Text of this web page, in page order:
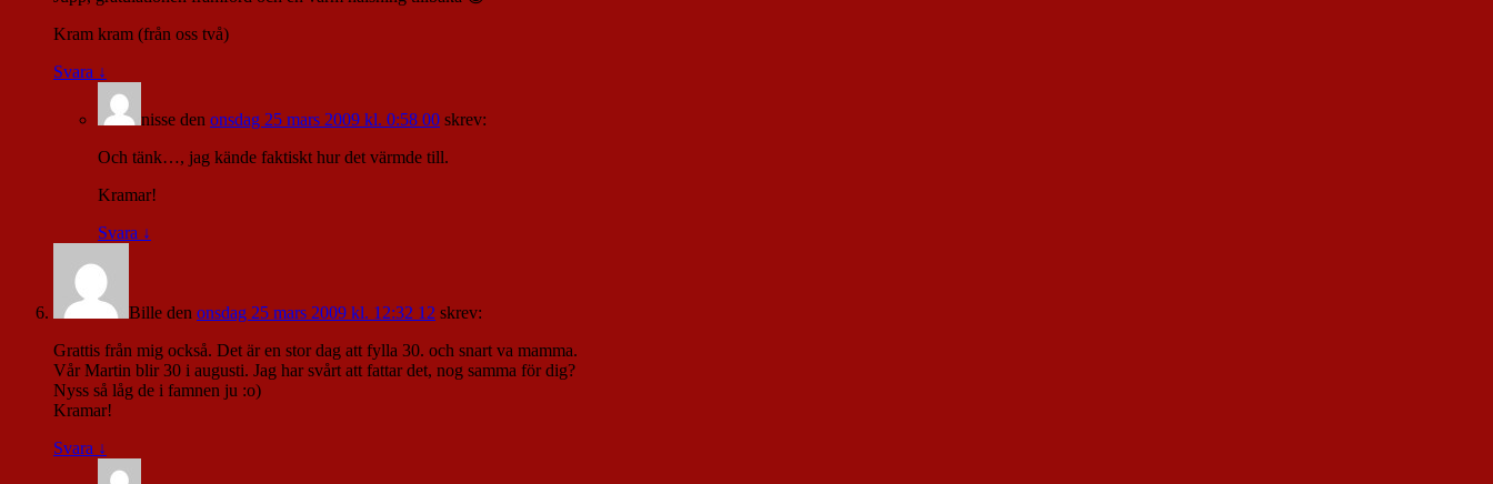
Kram kram (från oss två)
Svara ↓
nisse den onsdag 25 mars 2009 kl. 0:58 00 skrev:
Och tänk…, jag kände faktiskt hur det värmde till.
Kramar!
Svara ↓
Bille den onsdag 25 mars 2009 kl. 12:32 12 skrev:
Grattis från mig också. Det är en stor dag att fylla 30. och snart va mamma.
Vår Martin blir 30 i augusti. Jag har svårt att fattar det, nog samma för dig?
Nyss så låg de i famnen ju :o)
Kramar!
Svara ↓